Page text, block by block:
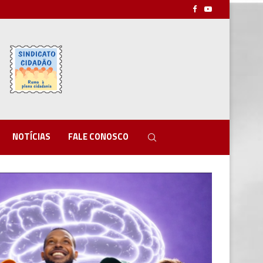
NOTÍCIAS FALE CONOSCO